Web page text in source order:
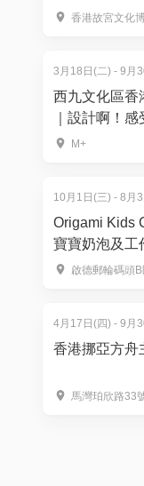
展 香港故宮文化
3月18日(二) - 9月
西九文化區香
｜設計啊！
M+
10月1日(三) - 8月
Origami Kids
寶寶奶泡及工
啟德郵輪碼頭
4月17日(四) - 9月
香港挪亞方舟
馬灣珀欣路33